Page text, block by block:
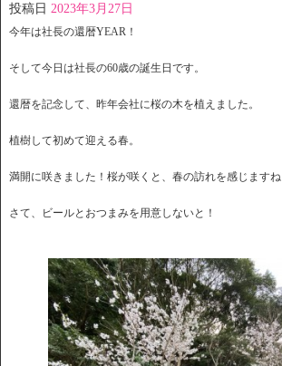
投稿日 2023年3月27日
今年は社長の還暦YEAR！
そして今日は社長の60歳の誕生日です。
還暦を記念して、昨年会社に桜の木を植えました。
植樹して初めて迎える春。
満開に咲きました！桜が咲くと、春の訪れを感じますね
さて、ビールとおつまみを用意しないと！